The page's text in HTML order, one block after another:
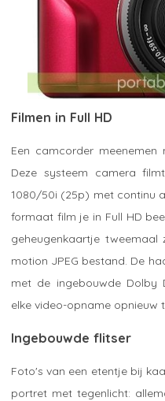
Filmen in Full HD
Een camcorder meenemen
Deze systeem camera
1080/50i (25p) met continu
formaat film je in Full HD
geheugenkaartje
motion JPEG bestand. De
met de ingebouwde Dolby
elke video-opname opnieuw
Ingebouwde flitser
Foto's van een etentje bij
portret met tegenlicht: